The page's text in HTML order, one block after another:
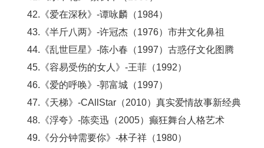
42.《爱在深秋》-谭咏麟（1984）
43.《半斤八两》-许冠杰（1976）市井文化鼻祖
44.《乱世巨星》-陈小春（1997）古惑仔文化图腾
45.《容易受伤的女人》-王菲（1992）
46.《爱的呼唤》-郭富城（1997）
47.《天梯》-CAllStar（2010）真实爱情故事新经典
48.《浮夸》-陈奕迅（2005）癫狂舞台人格艺术
49.《分分钟需要你》-林子祥（1980）